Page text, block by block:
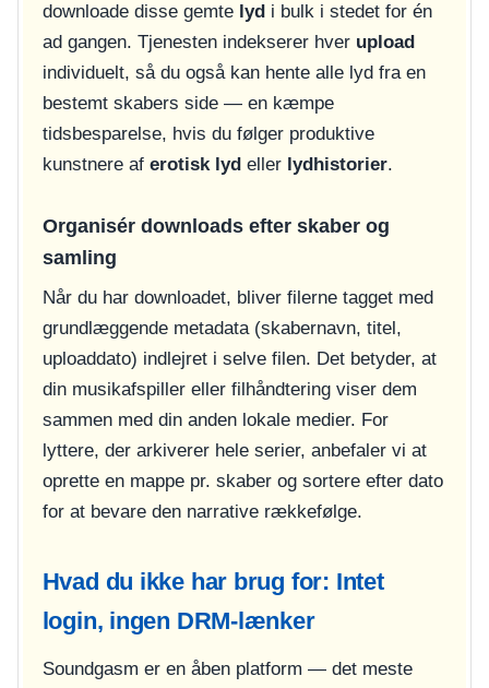
downloade disse gemte lyd i bulk i stedet for én
ad gangen. Tjenesten indekserer hver upload
individuelt, så du også kan hente alle lyd fra en
bestemt skabers side — en kæmpe
tidsbesparelse, hvis du følger produktive
kunstnere af erotisk lyd eller lydhistorier.
Organisér downloads efter skaber og
samling
Når du har downloadet, bliver filerne tagget med
grundlæggende metadata (skabernavn, titel,
uploaddato) indlejret i selve filen. Det betyder, at
din musikafspiller eller filhåndtering viser dem
sammen med din anden lokale medier. For
lyttere, der arkiverer hele serier, anbefaler vi at
oprette en mappe pr. skaber og sortere efter dato
for at bevare den narrative rækkefølge.
Hvad du ikke har brug for: Intet
login, ingen DRM-lænker
Soundgasm er en åben platform — det meste